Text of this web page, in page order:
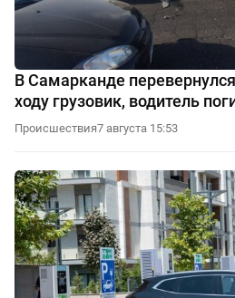
В Самарканде
ходу грузовик, водитель
Происшествия7 августа 15:53